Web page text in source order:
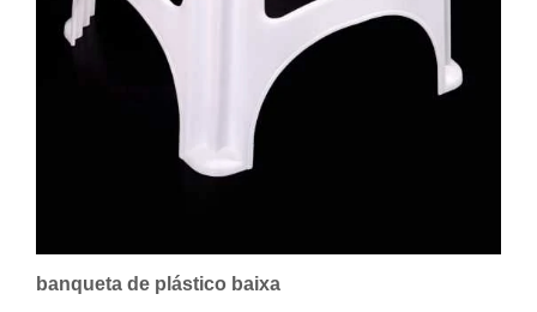
banqueta de plástico baixa